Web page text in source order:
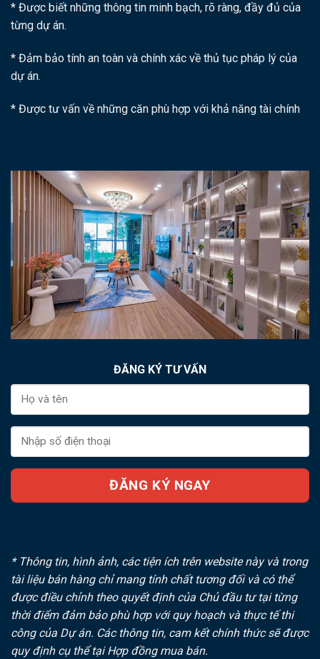
* Được biết những thông tin minh bạch, rõ ràng, đầy đủ của
từng dự án.
* Đảm bảo tính an toàn và chính xác về thủ tục pháp lý của
dự án.
* Được tư vấn về những căn phù hợp với khả năng tài chính
ĐĂNG KÝ TƯ VẤN
* Thông tin, hình ảnh, các tiện ích trên website này và trong
tài liệu bán hàng chỉ mang tính chất tương đối và có thể
được điều chỉnh theo quyết định của Chủ đầu tư tại từng
thời điểm đảm bảo phù hợp với quy hoạch và thực tế thi
công của Dự án. Các thông tin, cam kết chính thức sẽ được
quy định cụ thể tại Hợp đồng mua bán.